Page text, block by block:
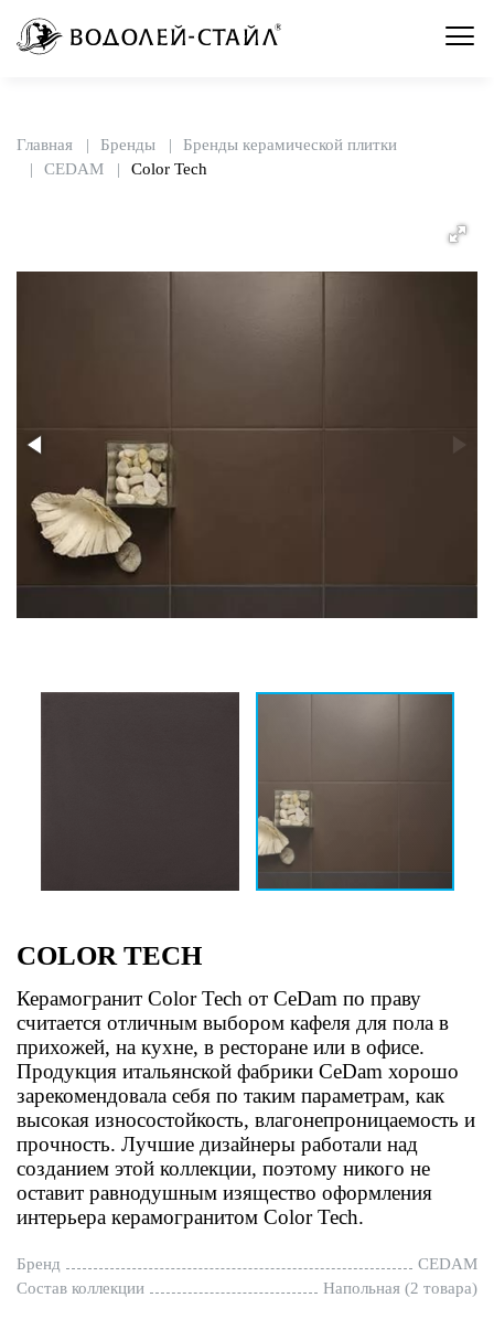
Главная Бренды
Бренды керамической плитки
CEDAM
Color Tech
COLOR TECH
Керамогранит Color Tech от CeDam по праву
считается отличным выбором кафеля для пола в
прихожей, на кухне, в ресторане или в офисе.
Продукция итальянской фабрики CeDam хорошо
зарекомендовала себя по таким параметрам, как
высокая износостойкость, влагонепроницаемость и
прочность. Лучшие дизайнеры работали над
созданием этой коллекции, поэтому никого не
оставит равнодушным изящество оформления
интерьера керамогранитом Color Tech.
Бренд
CEDAM
Состав коллекции
Напольная (2 товара)